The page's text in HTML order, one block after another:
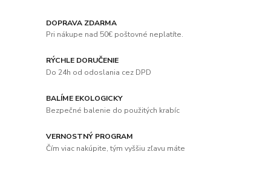
DOPRAVA ZDARMA
Pri nákupe nad 50€ poštovné neplatíte.
RÝCHLE DORUČENIE
Do 24h od odoslania cez DPD
BALÍME EKOLOGICKY
Bezpečné balenie do použitých krabíc
VERNOSTNÝ PROGRAM
Čím viac nakúpite, tým vyššiu zľavu máte